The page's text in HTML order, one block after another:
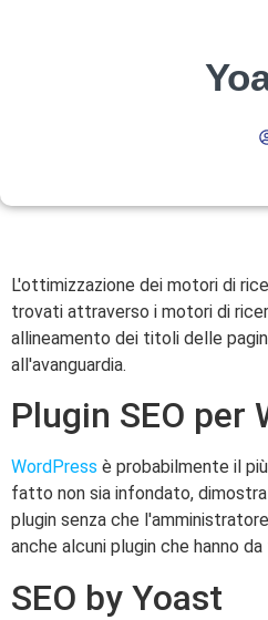
L'ottimizzazione dei motori di
trovati attraverso i motori di
allineamento dei titoli delle
all'avanguardia.
Plugin SEO per
WordPress è probabilmente il
fatto non sia infondato,
plugin senza che
anche alcuni plugin che hanno
SEO by Yoast